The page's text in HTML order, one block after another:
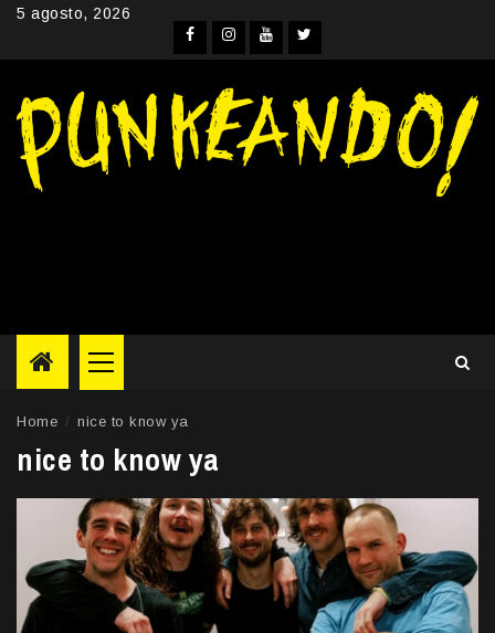
Skip5 agosto, 2026
Facebook
Instagram
YouTube
Twitter
Primary
Menu
Home nice to know ya
nice to know ya